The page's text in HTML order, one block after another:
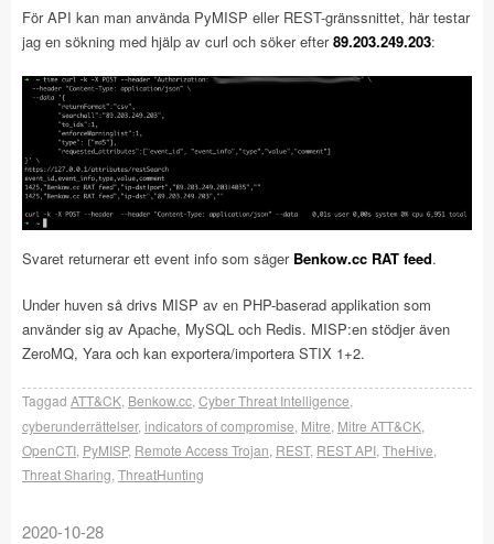
För API kan man använda PyMISP eller REST-gränssnittet, här testar
jag en sökning med hjälp av curl och söker efter89.203.249.203:
Svaret returnerar ett event info som säger Benkow.cc RAT feed.
Under huven så drivs MISP av en PHP-baserad applikation som
använder sig av Apache, MySQL och Redis. MISP:en stödjer även
ZeroMQ, Yara och kan exportera/importera STIX 1+2.
Taggad ATT&CK Benkow.cc Cyber Threat Intelligence
cyberunderrättelser, indicators of compromise Mitre Mitre ATT&CK
OpenCTI PyMISP, Remote Access Trojan REST, REST API TheHive
Threat Sharing ThreatHunting
2020-10-28